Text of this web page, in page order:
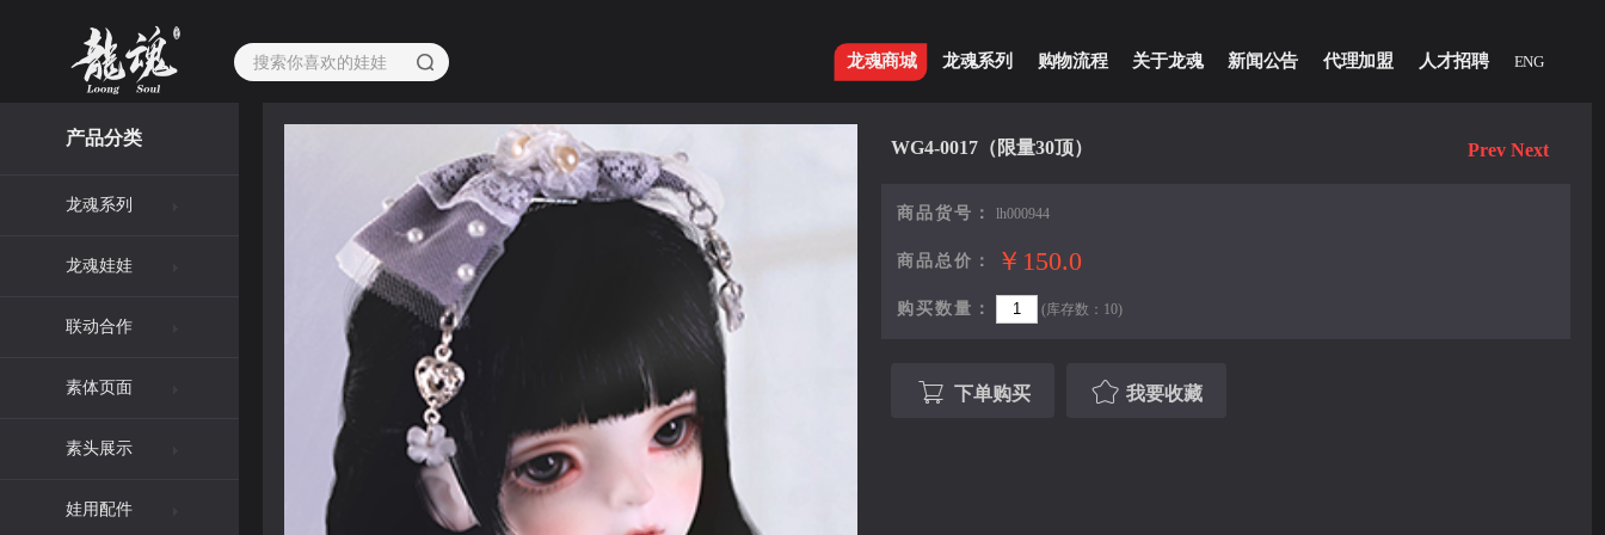
龙魂商城 龙魂系列 购物流程 关于龙魂 新闻公告 代理加盟 人才招聘 ENG
产品分类
龙魂系列
龙魂娃娃
联动合作
素体页面
素头展示
娃用配件
WG4-0017（限量30顶） Prev Next
商品货号： lh000944
商品总价： ￥150.0
购买数量： (库存数：10)
下单购买 我要收藏